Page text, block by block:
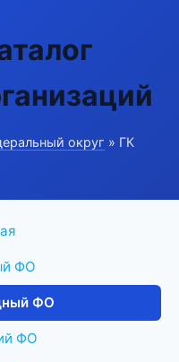
округ » ГК
ФО
ФО
ФО